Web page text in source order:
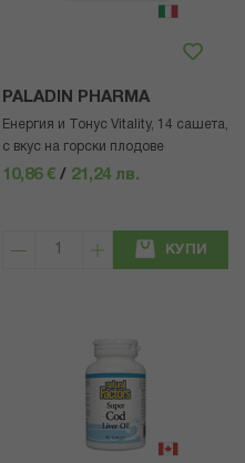
PALADIN PHARMA
Енергия и Тонус Vitality, 14 сашета,
с вкус на горски плодове
10,86 € / 21,24 лв.
КУПИ